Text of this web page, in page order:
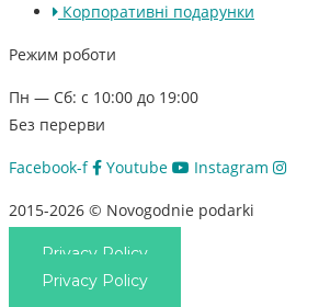
Корпоративні подарунки
Режим роботи
Пн — Сб: с 10:00 до 19:00
Без перерви
Facebook-f Youtube Instagram
2015-2026 © Novogodnie podarki
Privacy Policy
Privacy Policy